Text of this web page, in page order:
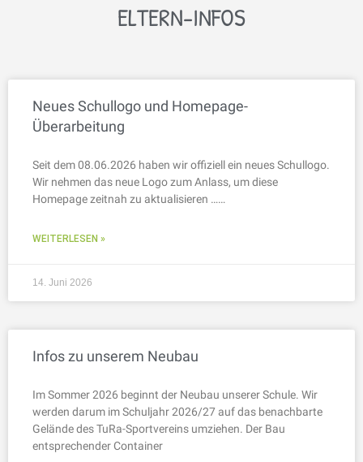
ELTERN-INFOS
Neues Schullogo und Homepage-
Überarbeitung
Seit dem 08.06.2026 haben wir offiziell ein neues Schullogo.
Wir nehmen das neue Logo zum Anlass, um diese
Homepage zeitnah zu aktualisieren ……
WEITERLESEN »
14. Juni 2026
Infos zu unserem Neubau
Im Sommer 2026 beginnt der Neubau unserer Schule. Wir
werden darum im Schuljahr 2026/27 auf das benachbarte
Gelände des TuRa-Sportvereins umziehen. Der Bau
entsprechender Container